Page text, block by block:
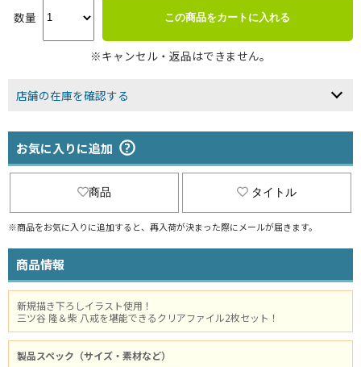
数量 この商品をカートに入れる
※キャンセル・返品はできません。
店舗の在庫を確認する
お気に入りに追加
商品 タイトル
※商品をお気に入りに追加すると、再入荷が決まった際にメールが届きます。
商品情報
新規描き下ろしイラスト使用！
三ツ谷 隆＆柴 八戒を堪能できるクリアファイル2枚セット！
製品スペック（サイズ・素材など）